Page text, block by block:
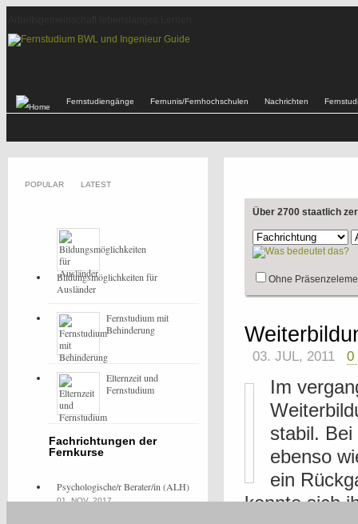
Fernstudiengänge Fernunis/Fernhochschulen Nachrichten
Über 2700 staatlich
Ohne
03. JUL, 2011 0
Im
stabil.
ebenso
ein
konnte sich
POPULAR LATEST
Bildungsmöglichkeiten für
Ausländer
Fernstudium mit
Behinderung
Elternzeit und
Fernstudium
Fachrichtungen der
Fernkurse
Psychologische/r Berater/in (ALH)
01. NOV, 2017